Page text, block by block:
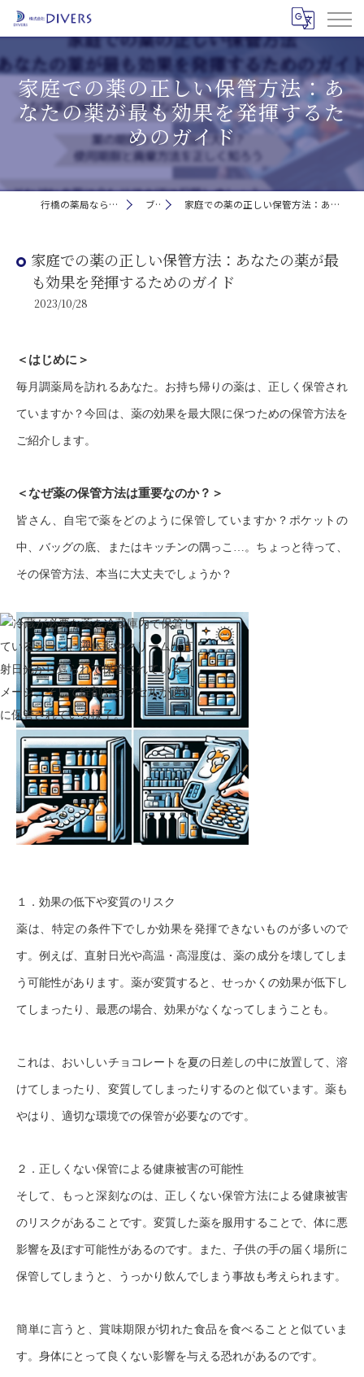
家庭での薬の正しい保管方法：あ
なたの薬が最も効果を発揮するた
めのガイド
行橋の薬局なら信頼の株式会社DIVERS ブログ 家庭での薬の正しい保管方法：あなたの薬が最も効果を発揮するためのガイド
家庭での薬の正しい保管方法：あなたの薬が最
も効果を発揮するためのガイド
2023/10/28
＜はじめに＞
毎月調薬局を訪れるあなた。お持ち帰りの薬は、正しく保管され
ていますか？今回は、薬の効果を最大限に保つための保管方法を
ご紹介します。
＜なぜ薬の保管方法は重要なのか？＞
皆さん、自宅で薬をどのように保管していますか？ポケットの
中、バッグの底、またはキッチンの隅っこ…。ちょっと待って、
その保管方法、本当に大丈夫でしょうか？
１．効果の低下や変質のリスク
薬は、特定の条件下でしか効果を発揮できないものが多いので
す。例えば、直射日光や高温・高湿度は、薬の成分を壊してしま
う可能性があります。薬が変質すると、せっかくの効果が低下し
てしまったり、最悪の場合、効果がなくなってしまうことも。
これは、おいしいチョコレートを夏の日差しの中に放置して、溶
けてしまったり、変質してしまったりするのと似ています。薬も
やはり、適切な環境での保管が必要なのです。
２．正しくない保管による健康被害の可能性
そして、もっと深刻なのは、正しくない保管方法による健康被害
のリスクがあることです。変質した薬を服用することで、体に悪
影響を及ぼす可能性があるのです。また、子供の手の届く場所に
保管してしまうと、うっかり飲んでしまう事故も考えられます。
簡単に言うと、賞味期限が切れた食品を食べることと似ていま
す。身体にとって良くない影響を与える恐れがあるのです。